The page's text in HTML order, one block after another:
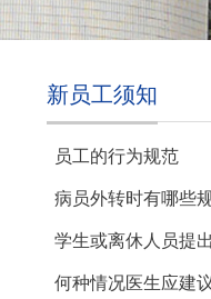
新员工须知
员工的行为规范
病员外转时有哪些
学生或离休人员提
何种情况医生应建